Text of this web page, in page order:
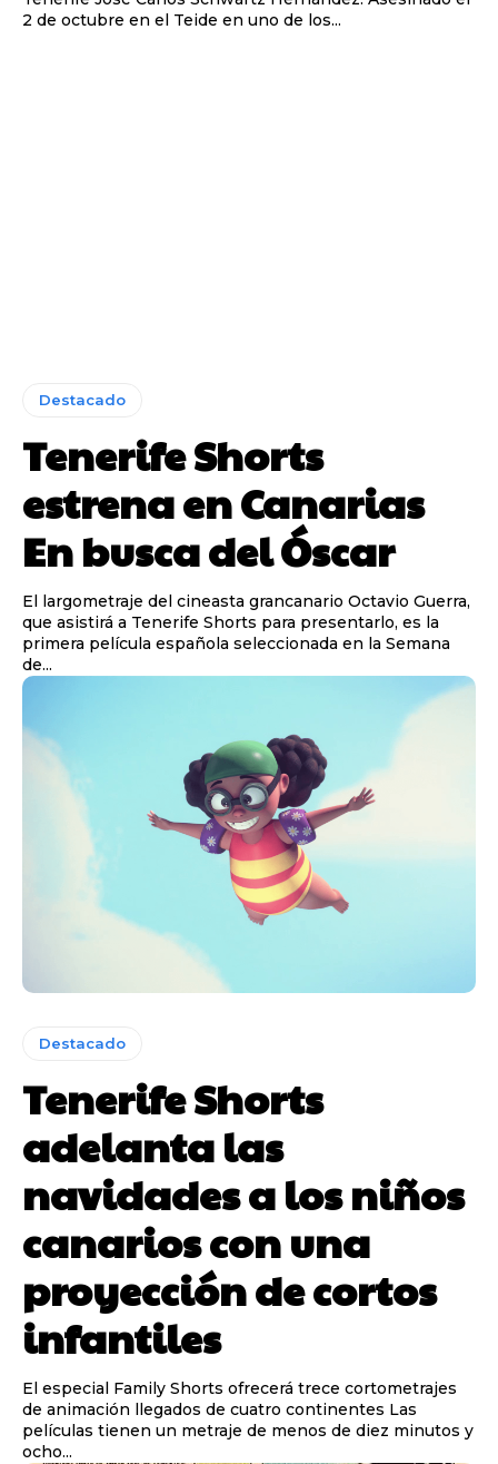
2 de octubre en el Teide en uno de los...
Destacado
Tenerife Shorts
estrena en Canarias
En busca del Óscar
El largometraje del cineasta grancanario Octavio Guerra,
que asistirá a Tenerife Shorts para presentarlo, es la
primera película española seleccionada en la Semana
de...
Destacado
Tenerife Shorts
adelanta las
navidades a los niños
canarios con una
proyección de cortos
infantiles
El especial Family Shorts ofrecerá trece cortometrajes
de animación llegados de cuatro continentes Las
películas tienen un metraje de menos de diez minutos y
ocho...